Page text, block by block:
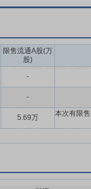
限售流通A股(万
股)
-
-
5.69万 本次有限